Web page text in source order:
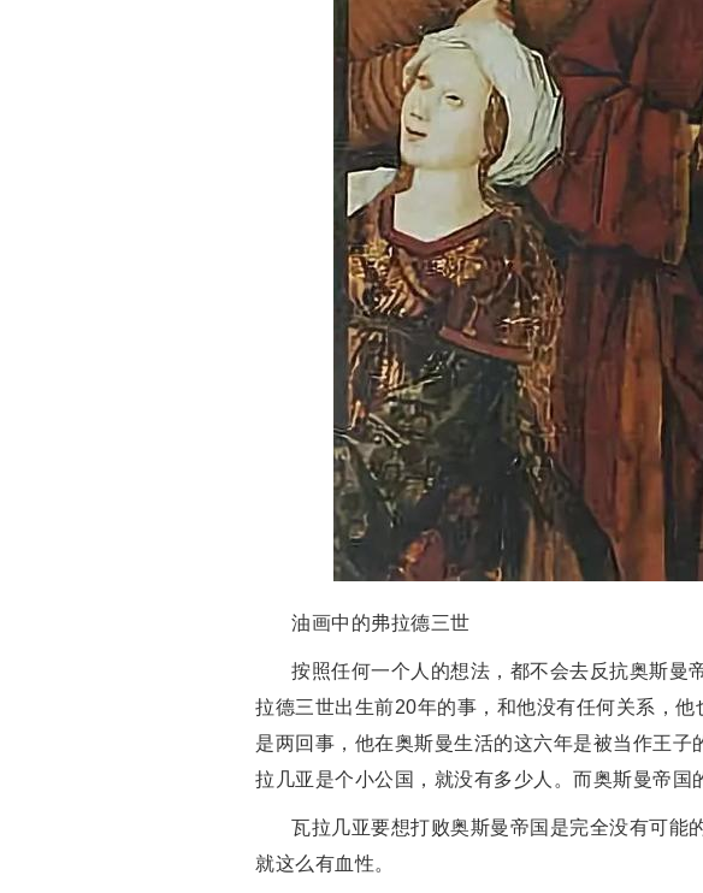
油画中的弗拉德三世
按照任何一个人的想法，都不会去反抗奥斯曼
拉德三世出生前20年的事，和他没有任何关系，
是两回事，他在奥斯曼生活的这六年是被当作王
拉几亚是个小公国，就没有多少人。而奥斯曼帝国
瓦拉几亚要想打败奥斯曼帝国是完全没有可能
就这么有血性。